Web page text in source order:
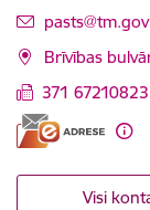
E-pasts:
Brīvības
371 67210823
Visi